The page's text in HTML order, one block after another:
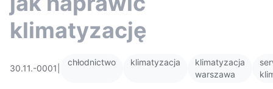
klimatyzację
30.11.-0001
chłodnictwo klimatyzacja
klimatyzacja
warszawa